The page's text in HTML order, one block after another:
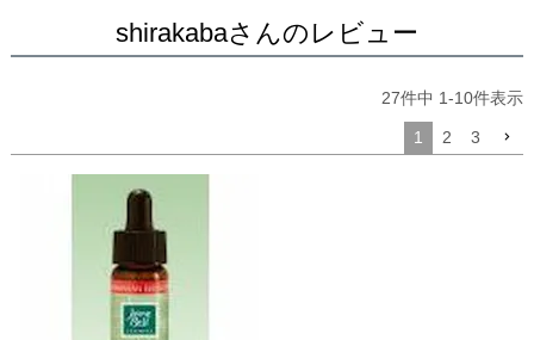
shirakabaさんのレビュー
27件中 1-10件表示
1 2 3